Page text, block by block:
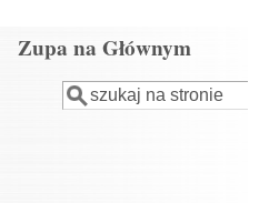
Zupa na Głównym
Formularz
Szukaj